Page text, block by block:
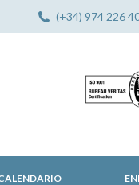
(+34) 974 226